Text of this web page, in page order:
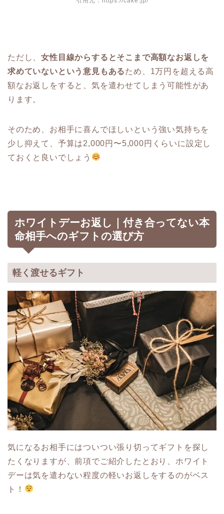
ただし、女性目線からするとそこまで高額なお返しを
求めていないという意見もあるため、1万円を超える高
額なお返しをすると、気を遣わせてしまう可能性があ
ります。
そのため、お相手に喜んでほしいという強い気持ちを
少し抑えて、予算は2,000円〜5,000円くらいに設定し
ておくと良いでしょう
ホワイトデーお返し｜付き合ってない本
命相手へのギフトの選び方
軽く渡せるギフト
気になるお相手にはついつい張り切ってギフトを探し
たくなりますが、前項でご紹介したとおり、ホワイト
デーは気を遣わない程度の軽いお返しをするのがベス
ト！